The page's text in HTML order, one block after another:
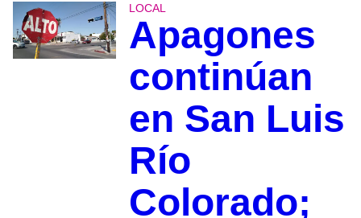
LOCAL
Apagones
continúan
en San Luis
Río
Colorado;